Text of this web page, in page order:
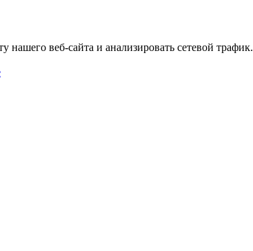
веб-сайта и анализировать сетевой трафик.